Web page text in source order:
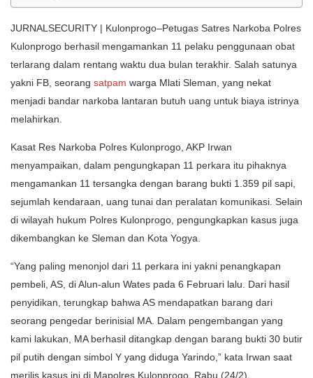
JURNALSECURITY | Kulonprogo–Petugas Satres Narkoba Polres
Kulonprogo berhasil mengamankan 11 pelaku penggunaan obat
terlarang dalam rentang waktu dua bulan terakhir. Salah satunya
yakni FB, seorang satpam warga Mlati Sleman, yang nekat
menjadi bandar narkoba lantaran butuh uang untuk biaya istrinya
melahirkan.
Kasat Res Narkoba Polres Kulonprogo, AKP Irwan
menyampaikan, dalam pengungkapan 11 perkara itu pihaknya
mengamankan 11 tersangka dengan barang bukti 1.359 pil sapi,
sejumlah kendaraan, uang tunai dan peralatan komunikasi. Selain
di wilayah hukum Polres Kulonprogo, pengungkapkan kasus juga
dikembangkan ke Sleman dan Kota Yogya.
“Yang paling menonjol dari 11 perkara ini yakni penangkapan
pembeli, AS, di Alun-alun Wates pada 6 Februari lalu. Dari hasil
penyidikan, terungkap bahwa AS mendapatkan barang dari
seorang pengedar berinisial MA. Dalam pengembangan yang
kami lakukan, MA berhasil ditangkap dengan barang bukti 30 butir
pil putih dengan simbol Y yang diduga Yarindo,” kata Irwan saat
merilis kasus ini di Mapolres Kulonprogo, Rabu (24/2).